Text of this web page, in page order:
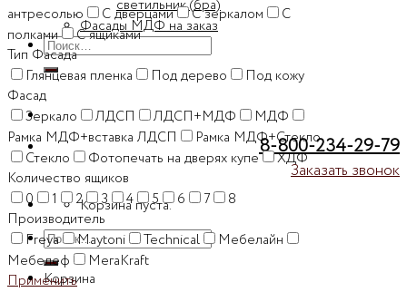
светильник (бра)
Фасады МДФ на заказ
Искать:
8-800-234-29-79
Заказать звонок
Корзина пуста.
Искать:
Корзина
антресолью
С дверцами С зеркалом
С
полками
С ящиками
Тип Фасада
Глянцевая пленка
Под дерево
Под кожу
Фасад
Зеркало
ЛДСП ЛДСП+МДФ
МДФ
Рамка МДФ+вставка ЛДСП
Рамка МДФ+Стекло
Стекло
Фотопечать на дверях купе
ХДФ
Количество ящиков
0
1 2 3 4 5 6 7
8
Производитель
Freya
Maytoni Technical
Мебелайн
Мебелеф
МегаKraft
Применить